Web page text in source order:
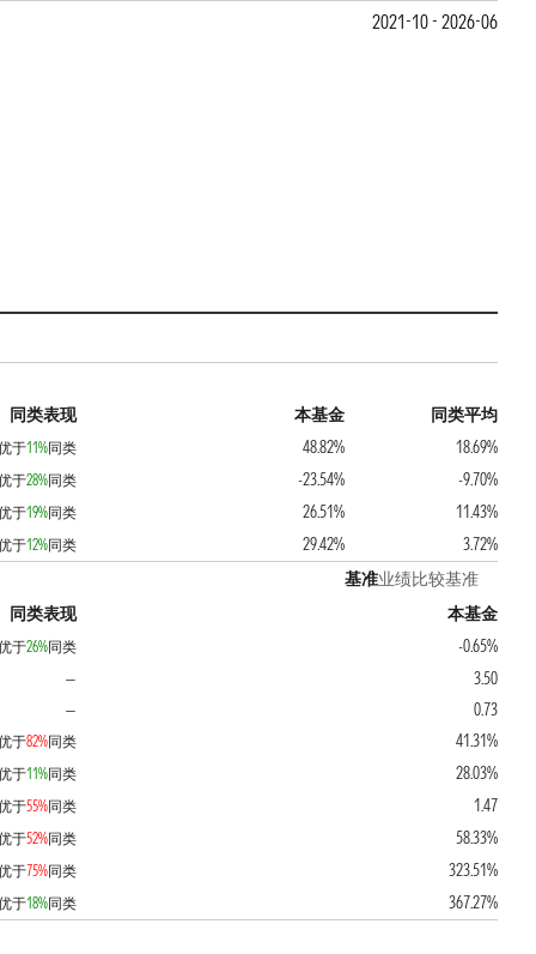
2021-10 - 2026-06
同类表现 本基金
同类平均
于11%同类 48.82%
18.69%
于28%同类 -23.54%
-9.70%
于19%同类 26.51%
11.43%
于12%同类 29.42% 3.72%
基准业绩比较基准
同类表现
本基金
于26%同类
-0.65%
—
3.50
—
0.73
于82%同类
41.31%
于11%同类
28.03%
于55%同类
1.47
于52%同类
58.33%
于75%同类
323.51%
于18%同类 367.27%